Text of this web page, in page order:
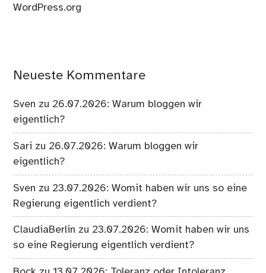
WordPress.org
Neueste Kommentare
Sven zu 26.07.2026: Warum bloggen wir
eigentlich?
Sari zu 26.07.2026: Warum bloggen wir
eigentlich?
Sven zu 23.07.2026: Womit haben wir uns so eine
Regierung eigentlich verdient?
ClaudiaBerlin zu 23.07.2026: Womit haben wir uns
so eine Regierung eigentlich verdient?